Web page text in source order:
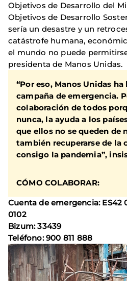
Objetivos de Desarrollo del
Objetivos de Desarrollo
sería un desastre y un
catástrofe humana,
el mundo no puede
presidenta de Manos Unidas.
“Por eso, Manos Unidas ha
campaña de emergencia.
colaboración de todos
nunca, la ayuda a los
que ellos no se queden de
también recuperarse de la
consigo la pandemia”,
CÓMO COLABORAR:
Cuenta de emergencia: ES42
0102
Bizum: 33439
Teléfono: 900 811 888